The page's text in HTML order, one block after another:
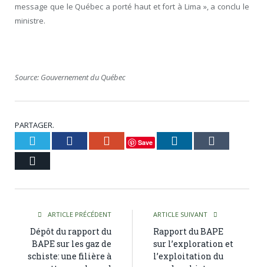
message que le Québec a porté haut et fort à Lima », a conclu le
ministre.
Source: Gouvernement du Québec
PARTAGER.
Twitter Facebook Google+
Save LinkedIn
ARTICLE PRÉCÉDENT
Dépôt du rapport du
BAPE sur les gaz de
schiste: une filière à
ARTICLE SUIVANT
Rapport du BAPE
sur l’exploration et
l’exploitation du